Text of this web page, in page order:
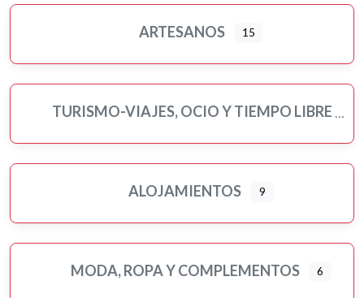
Veterinarios/as y mascotas
Yoga
ARTESANOS 15
TURISMO-VIAJES, OCIO Y TIEMPO LIBRE
ALOJAMIENTOS 9
MODA, ROPA Y COMPLEMENTOS 6